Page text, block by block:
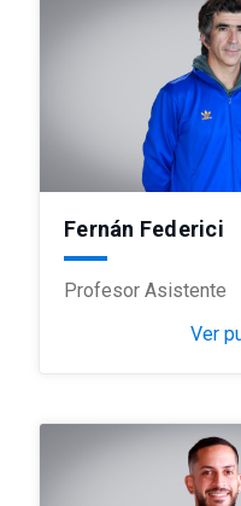
Fernán Federici
Profesor Asistente
Ver